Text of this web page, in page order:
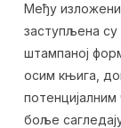
Међу
заступљена
штампаној
осим књига,
боље